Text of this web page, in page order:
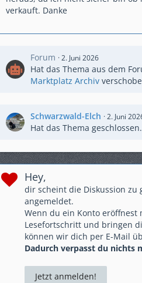
verkauft. Danke
Forum 2. Juni 2026
Hat das Thema aus dem
Marktplatz Archiv
Schwarzwald-Elch 2. Juni
Hat das Thema geschlossen.
Hey,
dir scheint die Diskussion
angemeldet.
Wenn du ein Konto eröffnest
Lesefortschritt und bringen
können wir dich per E-Mail
Dadurch verpasst du nichts
Jetzt anmelden!